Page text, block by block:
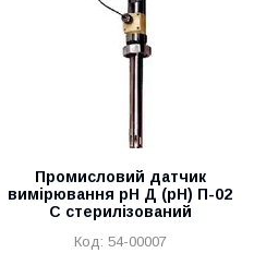
Промисловий датчик
вимірювання рН Д (рН) П-02
С стерилізований
54-00007